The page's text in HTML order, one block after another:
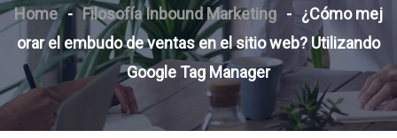
Home Filosofía Inbound Marketing
¿Cómo mej
orar el embudo de ventas en el sitio web? Utilizando
Google Tag Manager